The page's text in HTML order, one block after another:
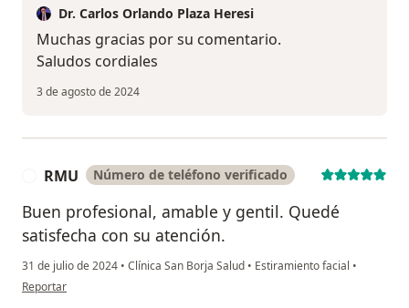
Dr. Carlos Orlando Plaza Heresi
Muchas gracias por su comentario.
Saludos cordiales
3 de agosto de 2024
RMU Número de teléfono verificado
Buen profesional, amable y gentil. Quedé
satisfecha con su atención.
31 de julio de 2024 • Clínica San Borja Salud • Estiramiento facial •
en opinión del usuario RMU
Reportar